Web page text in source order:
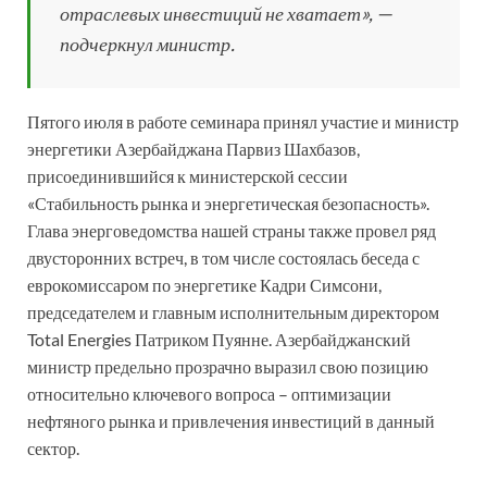
отраслевых инвестиций не хватает», —
подчеркнул министр.
Пятого июля в работе семинара принял участие и министр
энергетики Азербайджана Парвиз Шахбазов,
присоединившийся к министерской сессии
«Стабильность рынка и энергетическая безопасность».
Глава энерговедомства нашей страны также провел ряд
двусторонних встреч, в том числе состоялась беседа с
еврокомиссаром по энергетике Кадри Симсони,
председателем и главным исполнительным директором
Total Energies Патриком Пуянне. Азербайджанский
министр предельно прозрачно выразил свою позицию
относительно ключевого вопроса – оптимизации
нефтяного рынка и привлечения инвестиций в данный
сектор.